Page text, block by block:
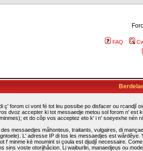
FAQ
ç' forom ci vont fé tot leu possibe po disfacer ou
dvoz accepter ki tot messaedje metou sol forom n'
et do côp vos acceptez eto k' i n' soeyexhe nén
messaedjes måhonteus, traitants, vulgaires, di
L' adresse IP di tos les messaedjes est
l' minme ké moumint si çoula est djudjî necessaire.
sins voste otorijhåcion. Li waiburlin, manaedjeus ou